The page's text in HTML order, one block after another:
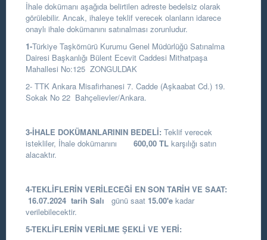
İhale dokümanı aşağıda belirtilen adreste bedelsiz olarak
görülebilir. Ancak, ihaleye teklif verecek olanların idarece
onaylı ihale dokümanını satınalması zorunludur.
1-Türkiye Taşkömürü Kurumu Genel Müdürlüğü Satınalma
Dairesi Başkanlığı Bülent Ecevit Caddesi Mithatpaşa
Mahallesi No:125 ZONGULDAK
2- TTK Ankara Misafirhanesi 7. Cadde (Aşkaabat Cd.) 19.
Sokak No 22 Bahçelievler/Ankara.
3-İHALE DOKÜMANLARININ BEDELİ: Teklif verecek
istekliler, İhale dokümanını 600,00 TL karşılığı satın
alacaktır.
4-TEKLİFLERİN VERİLECEĞİ EN SON TARİH VE SAAT:
16.07.2024 tarih Salı günü saat 15.00'e kadar
verilebilecektir.
5-TEKLİFLERİN VERİLME ŞEKLİ VE YERİ: